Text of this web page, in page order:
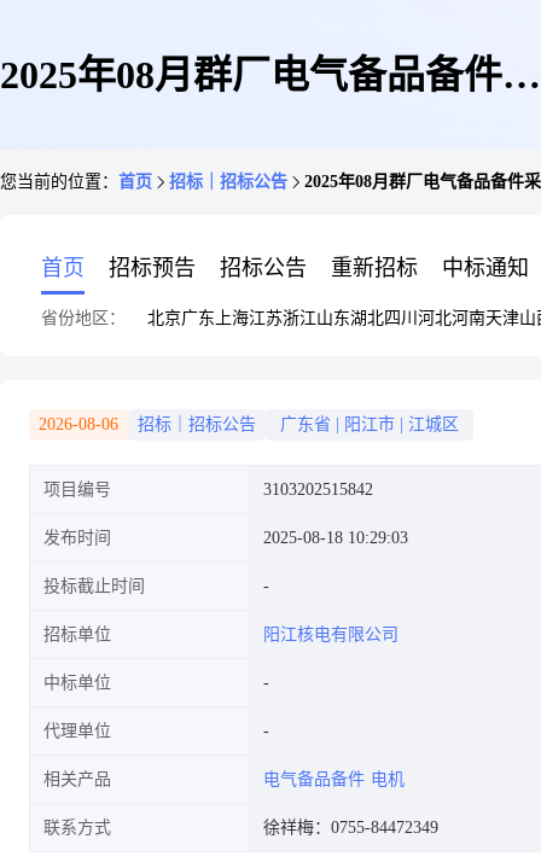
2025年08月群厂电气备品备件采
您当前的位置： 首页 招标｜招标公告 2025年08月群厂电气备品备件
首页 招标预告 招标公告 重新招标 中标通知
省份地区： 北京广东 上海江苏浙江山东湖北四川 河北河南天津山
2026-08-06 招标｜招标公告 广东省 阳江市 江城区
项目编号 3103202515842
发布时间 2025-08-18 10:29:03
投标截止时间
招标单位 阳江核电有限公司
中标单位
代理单位
相关产品 电气备品备件 电机
联系方式 徐祥梅：0755-84472349